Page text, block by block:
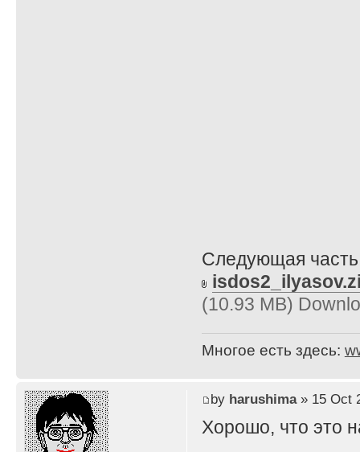
Следующая
(10.93 MB)
Многое есть здесь:
by harushima» 15 Oct
Хорошо, что это